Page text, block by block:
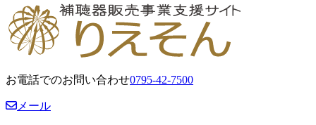
お電話でのお問い合わせ0795-42-7500
メール